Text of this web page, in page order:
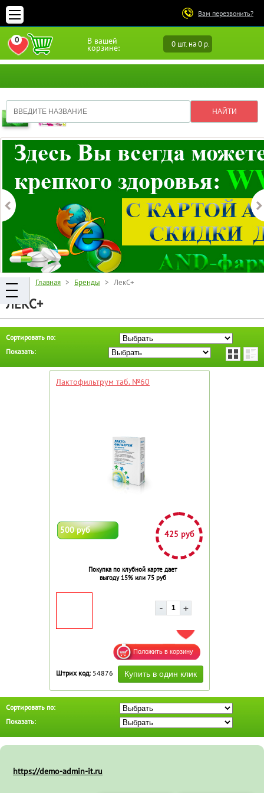
Вам перезвонить?
В вашей
корзине: 0 шт. на 0 р.
0
ПЕРЕЙТИ В ИЗБРАННОЕ
Главная > Бренды > ЛекС+
ЛЕКС+
Сортировать по:
Показать:
Лактофильтрум таб. №60
500 руб 425 руб
Покупка по клубной карте дает
выгоду 15% или 75 руб
ДОБАВИТЬ В ИЗБРАННОЕ
Штрих код: 54876
Сортировать по:
Показать:
https://demo-admin-it.ru